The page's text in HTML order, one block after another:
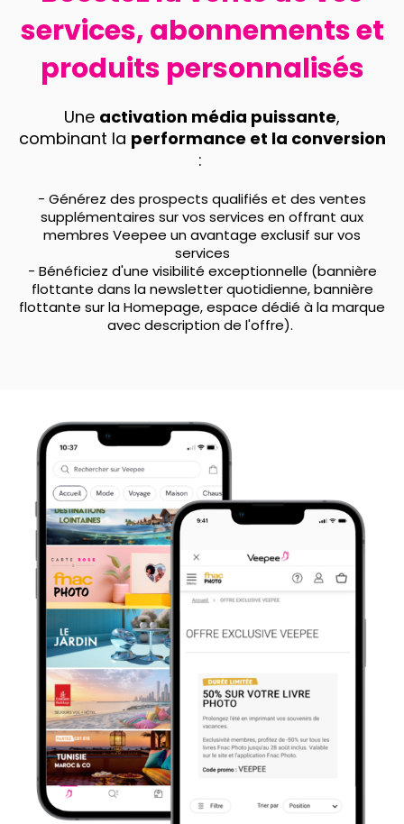
services, abonnements et
produits personnalisés
Une activation média puissante,
combinant la performance et la conversion
:
- Générez des prospects qualifiés et des ventes
supplémentaires sur vos services en offrant aux
membres Veepee un avantage exclusif sur vos
services
- Bénéficiez d'une visibilité exceptionnelle (bannière
flottante dans la newsletter quotidienne, bannière
flottante sur la Homepage, espace dédié à la marque
avec description de l'offre).